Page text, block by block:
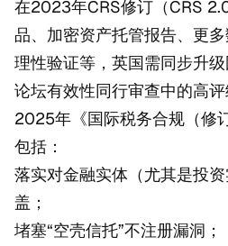
在2023年CRS修订（CRS
品、加密资产托管报告、更
理性验证等，英国需同步升
论坛有效性同行审查中的高评
2025年《国际税务合规（修
包括：
落实对金融实体（尤其是投
盖；
堵塞“空壳信托”不注册漏洞；